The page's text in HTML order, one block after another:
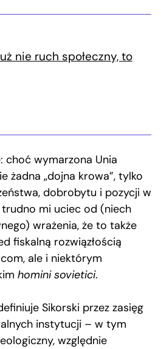
nie ruch społeczny, to
choć wymarzona Unia
żadna „dojna krowa”, tylko
dobrobytu i pozycji w
mi uciec od (niech
wrażenia, że to także
fiskalną rozwiązłością
ale i niektórym
homini sovietici.
Sikorski przez zasięg
instytucji – w tym
względnie